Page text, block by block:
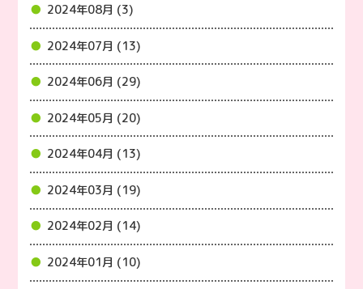
2024年08月 (3)
2024年07月 (13)
2024年06月 (29)
2024年05月 (20)
2024年04月 (13)
2024年03月 (19)
2024年02月 (14)
2024年01月 (10)